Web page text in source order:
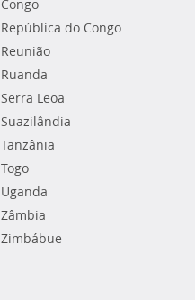
Congo
República do Congo
Reunião
Ruanda
Serra Leoa
Suazilândia
Tanzânia
Togo
Uganda
Zâmbia
Zimbábue